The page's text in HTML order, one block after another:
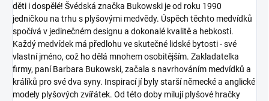
děti i dospělé! Švédská značka Bukowski je od roku 1990
jedničkou na trhu s plyšovými medvědy. Úspěch těchto medvídků
spočívá v jedinečném designu a dokonalé kvalitě a hebkosti.
Každý medvídek má předlohu ve skutečné lidské bytosti - své
vlastní jméno, což ho dělá mnohem osobitějším. Zakladatelka
firmy, paní Barbara Bukowski, začala s navrhováním medvídků a
králíků pro své dva syny. Inspirací jí byly starší německé a anglické
modely plyšových zvířátek. Od této doby milují plyšové hračky